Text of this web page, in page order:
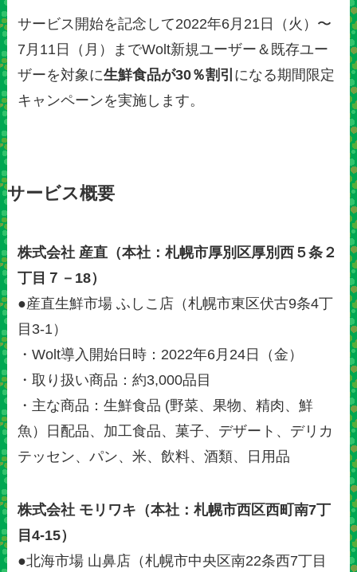
サービス開始を記念して2022年6月21日（火）〜
7月11日（月）までWolt新規ユーザー＆既存ユー
ザーを対象に生鮮食品が30％割引 になる期間限定
キャンペーンを実施します。
サービス概要
株式会社 産直（本社：札幌市厚別区厚別西５条２
丁目７－18）
●産直生鮮市場 ふしこ店（札幌市東区伏古9条4丁
目3-1）
・Wolt導入開始日時：2022年6月24日（金）
・取り扱い商品：約3,000品目
・主な商品：生鮮食品 (野菜、果物、精肉、鮮
魚）日配品、加工食品、菓子、デザート、デリカ
テッセン、パン、米、飲料、酒類、日用品
株式会社 モリワキ（本社：札幌市西区西町南7丁
目4-15）
●北海市場 山鼻店（札幌市中央区南22条西7丁目